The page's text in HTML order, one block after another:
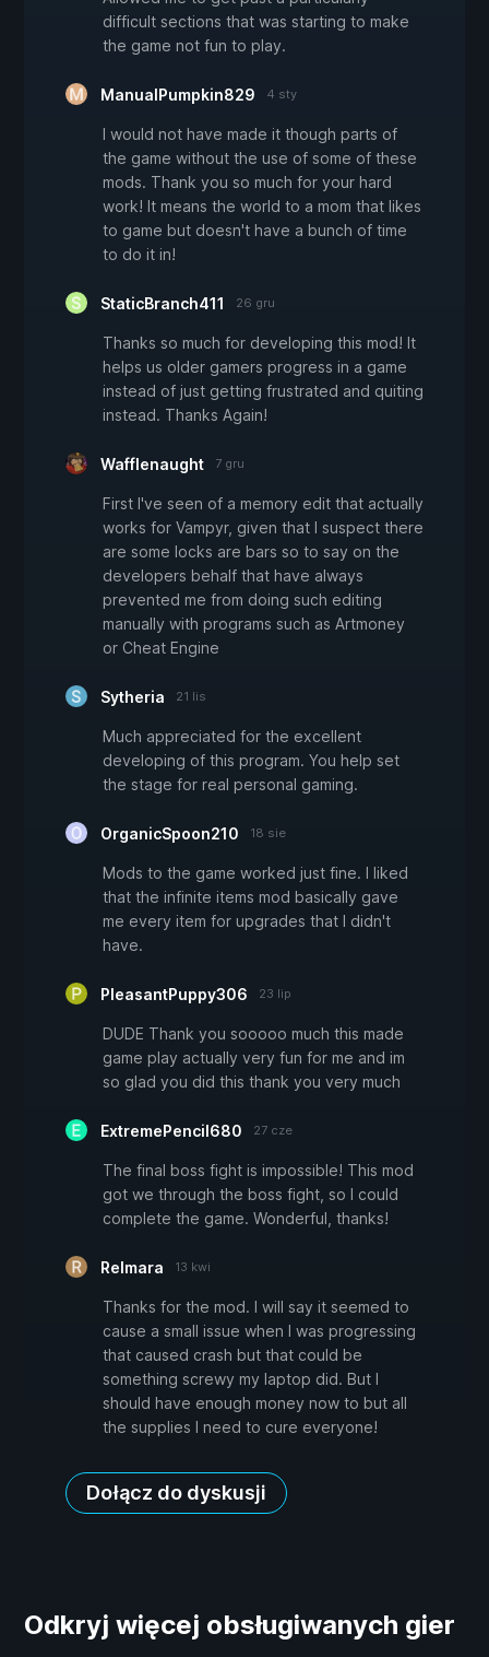
difficult sections that was starting to make
the game not fun to play.
ManualPumpkin829 4 sty
I would not have made it though parts of
the game without the use of some of these
mods. Thank you so much for your hard
work! It means the world to a mom that likes
to game but doesn't have a bunch of time
to do it in!
StaticBranch411 26 gru
Thanks so much for developing this mod! It
helps us older gamers progress in a game
instead of just getting frustrated and quiting
instead. Thanks Again!
Wafflenaught 7 gru
First I've seen of a memory edit that actually
works for Vampyr, given that I suspect there
are some locks are bars so to say on the
developers behalf that have always
prevented me from doing such editing
manually with programs such as Artmoney
or Cheat Engine
Sytheria 21 lis
Much appreciated for the excellent
developing of this program. You help set
the stage for real personal gaming.
OrganicSpoon210 18 sie
Mods to the game worked just fine. I liked
that the infinite items mod basically gave
me every item for upgrades that I didn't
have.
PleasantPuppy306 23 lip
DUDE Thank you sooooo much this made
game play actually very fun for me and im
so glad you did this thank you very much
ExtremePencil680 27 cze
The final boss fight is impossible! This mod
got we through the boss fight, so I could
complete the game. Wonderful, thanks!
Relmara 13 kwi
Thanks for the mod. I will say it seemed to
cause a small issue when I was progressing
that caused crash but that could be
something screwy my laptop did. But I
should have enough money now to but all
the supplies I need to cure everyone!
Dołącz do dyskusji
Odkryj więcej obsługiwanych gier